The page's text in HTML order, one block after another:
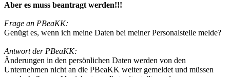
Aber es muss beantragt werden!!!
Frage an PBeaKK:
Genügt es, wenn ich meine Daten bei meiner Personalstelle melde?
Antwort der PBeaKK:
Änderungen in den persönlichen Daten werden von den
Unternehmen nicht an die PBeaKK weiter gemeldet und müssen